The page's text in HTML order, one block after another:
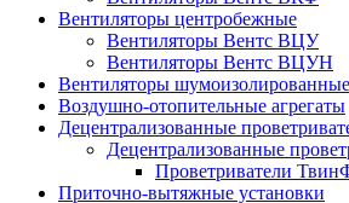
Вентиляторы центробежные
Вентиляторы Вентс ВЦУ
Вентиляторы Вентс ВЦУН
Вентиляторы шумоизолированные
Воздушно-отопительные агрегаты
Децентрализованные
Децентрализованные
Проветриватели
Приточно-вытяжные установки